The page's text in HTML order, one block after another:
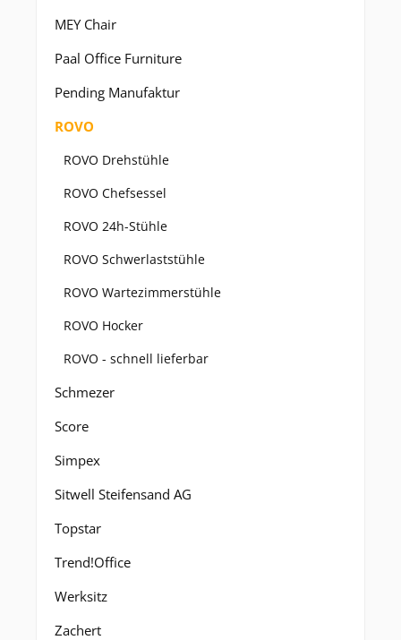
MEY Chair
Paal Office Furniture
Pending Manufaktur
ROVO
ROVO Drehstühle
ROVO Chefsessel
ROVO 24h-Stühle
ROVO Schwerlaststühle
ROVO Wartezimmerstühle
ROVO Hocker
ROVO - schnell lieferbar
Schmezer
Score
Simpex
Sitwell Steifensand AG
Topstar
Trend!Office
Werksitz
Zachert